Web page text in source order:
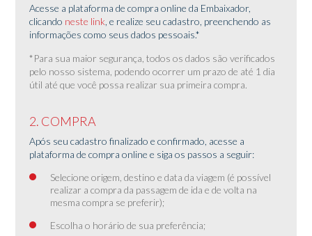
Acesse a plataforma de compra online da Embaixador,
clicando neste link , e realize seu cadastro, preenchendo as
informações como seus dados pessoais.*
*Para sua maior segurança, todos os dados são verificados
pelo nosso sistema, podendo ocorrer um prazo de até 1 dia
útil até que você possa realizar sua primeira compra.
2. COMPRA
Após seu cadastro finalizado e confirmado, acesse a
plataforma de compra online e siga os passos a seguir:
Selecione origem, destino e data da viagem (é possível
realizar a compra da passagem de ida e de volta na
mesma compra se preferir);
Escolha o horário de sua preferência;